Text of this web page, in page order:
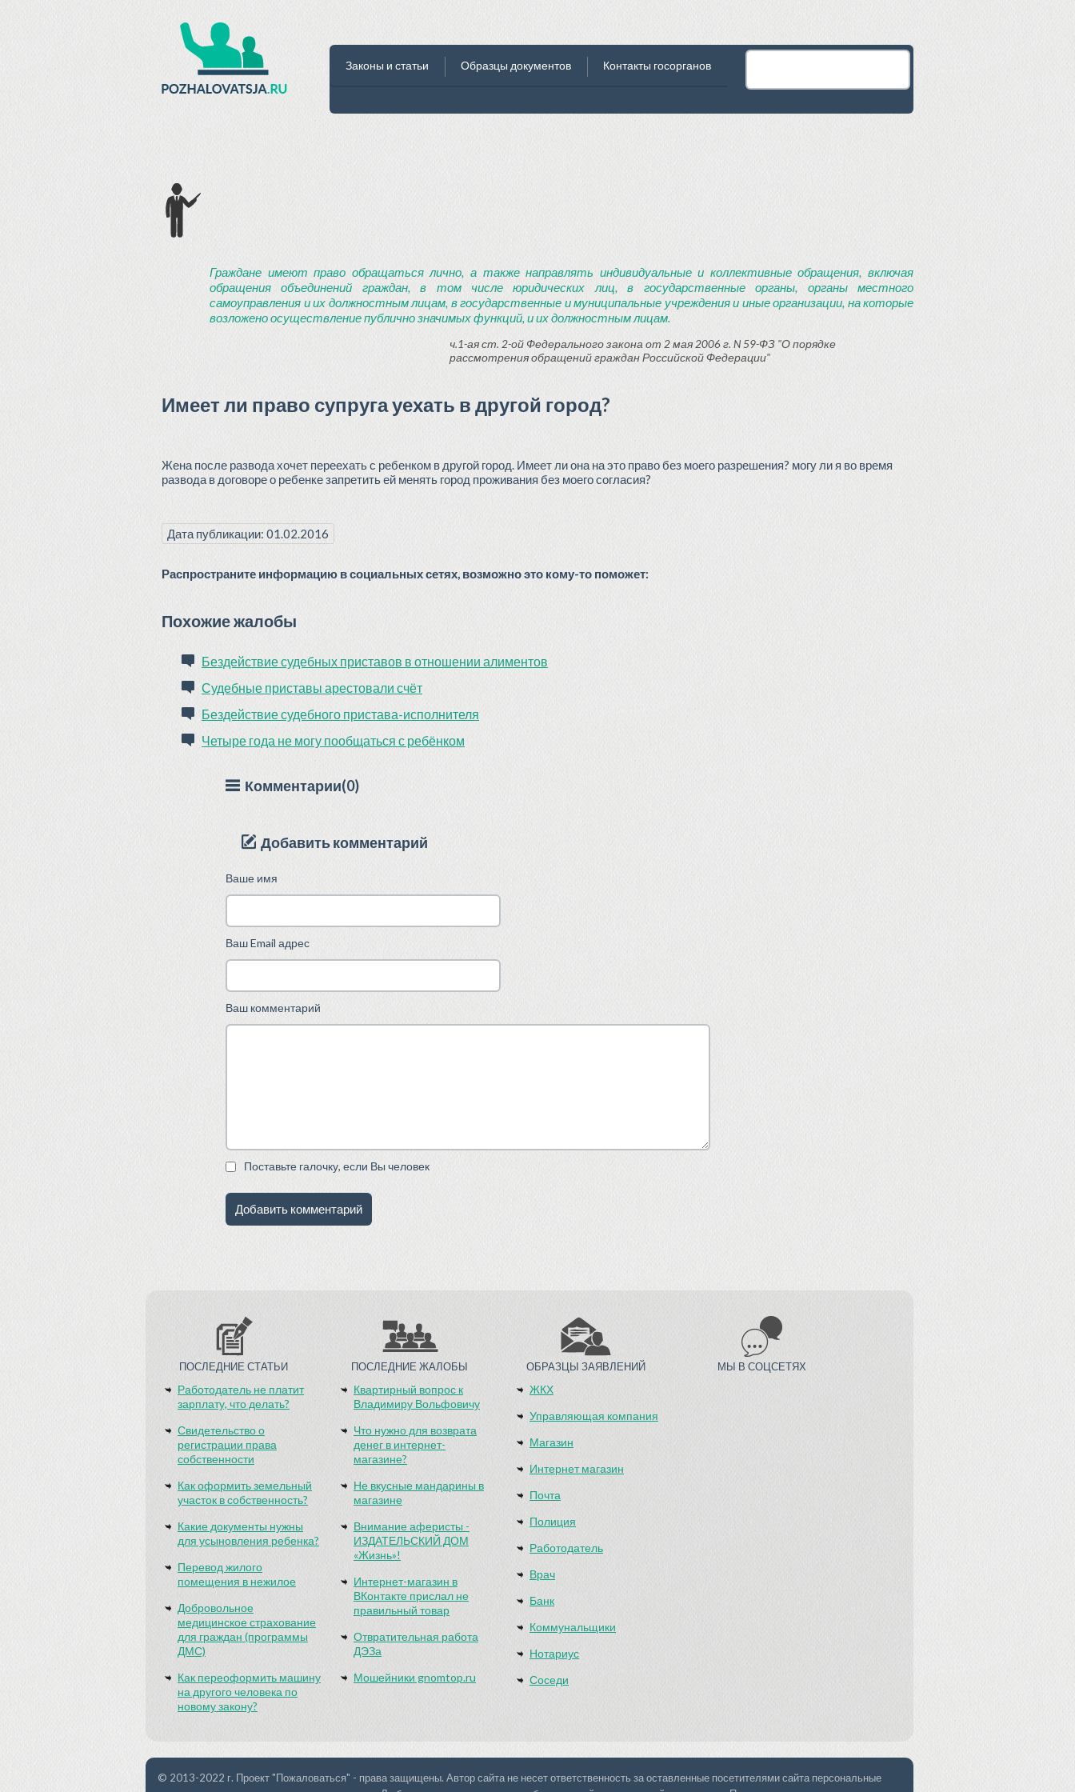
Законы и статьи Образцы документов Контакты госорганов
Граждане имеют право обращаться лично, а также направлять индивидуальные и коллективные обращения, включая
обращения объединений граждан, в том числе юридических лиц, в государственные органы, органы местного
самоуправления и их должностным лицам, в государственные и муниципальные учреждения и иные организации, на которые
возложено осуществление публично значимых функций, и их должностным лицам.
ч.1-ая ст. 2-ой Федерального закона от 2 мая 2006 г. N 59-ФЗ "О порядке
рассмотрения обращений граждан Российской Федерации"
Имеет ли право супруга уехать в другой город?
Жена после развода хочет переехать с ребенком в другой город. Имеет ли она на это право без моего разрешения? могу ли я во время
развода в договоре о ребенке запретить ей менять город проживания без моего согласия?
Дата публикации: 01.02.2016
Распространите информацию в социальных сетях, возможно это кому-то поможет:
Похожие жалобы
Бездействие судебных приставов в отношении алиментов
Судебные приставы арестовали счёт
Бездействие судебного пристава-исполнителя
Четыре года не могу пообщаться с ребёнком
Комментарии(0)
Добавить комментарий
Ваше имя
Ваш Email адрес
Ваш комментарий
Поставьте галочку, если Вы человек
ПОСЛЕДНИЕ СТАТЬИ
Работодатель не платит
зарплату, что делать?
Свидетельство о
регистрации права
собственности
Как оформить земельный
участок в собственность?
Какие документы нужны
для усыновления ребенка?
Перевод жилого
помещения в нежилое
Добровольное
медицинское страхование
для граждан (программы
ДМС)
Как переоформить машину
на другого человека по
новому закону?
ПОСЛЕДНИЕ ЖАЛОБЫ
Квартирный вопрос к
Владимиру Вольфовичу
Что нужно для возврата
денег в интернет-
магазине?
Не вкусные мандарины в
магазине
Внимание аферисты -
ИЗДАТЕЛЬСКИЙ ДОМ
«Жизнь»!
Интернет-магазин в
ВКонтакте прислал не
правильный товар
Отвратительная работа
ДЭЗа
Мошейники gnomtop.ru
ОБРАЗЦЫ ЗАЯВЛЕНИЙ
ЖКХ
Управляющая компания
Магазин
Интернет магазин
Почта
Полиция
Работодатель
Врач
Банк
Коммунальщики
Нотариус
Соседи
МЫ В СОЦСЕТЯХ
© 2013-2022 г. Проект "Пожаловаться" - права защищены. Автор сайта не несет ответственность за оставленные посетителями сайта персональные